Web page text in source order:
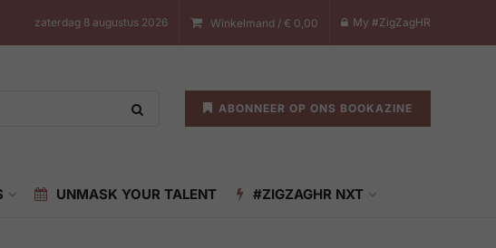
zaterdag 8 augustus 2026 Winkelmand / € 0,00 My #ZigZagHR
ABONNEER OP ONS BOOKAZINE
UNMASK YOUR TALENT #ZIGZAGHR NXT